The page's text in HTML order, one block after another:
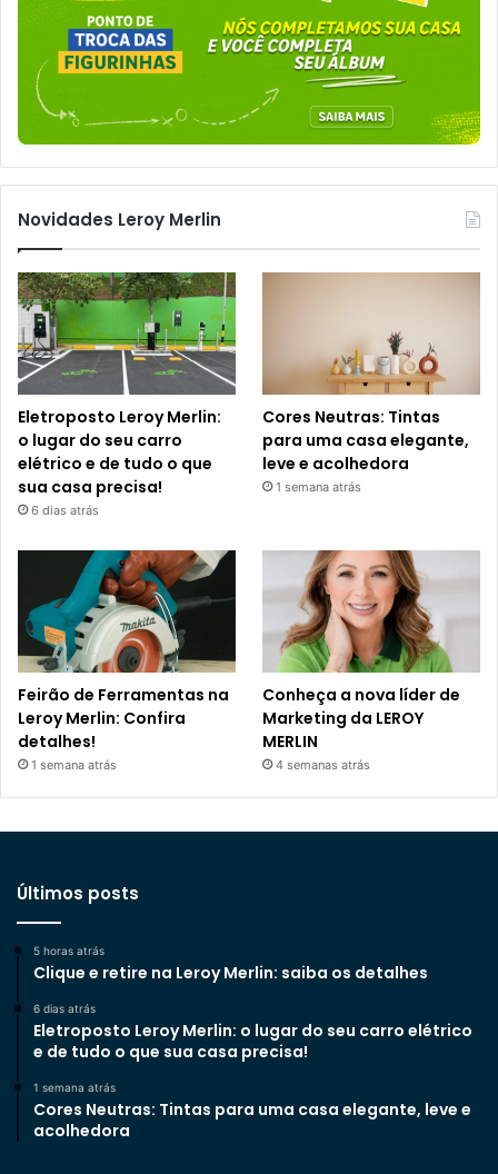
Novidades Leroy Merlin
Eletroposto Leroy Merlin:
o lugar do seu carro
elétrico e de tudo o que
sua casa precisa!
6 dias atrás
Cores Neutras: Tintas
para uma casa elegante,
leve e acolhedora
1 semana atrás
Feirão de Ferramentas na
Leroy Merlin: Confira
detalhes!
1 semana atrás
Conheça a nova líder de
Marketing da LEROY
MERLIN
4 semanas atrás
Últimos posts
5 horas atrás
Clique e retire na Leroy Merlin: saiba os detalhes
6 dias atrás
Eletroposto Leroy Merlin: o lugar do seu carro elétrico
e de tudo o que sua casa precisa!
1 semana atrás
Cores Neutras: Tintas para uma casa elegante, leve e
acolhedora